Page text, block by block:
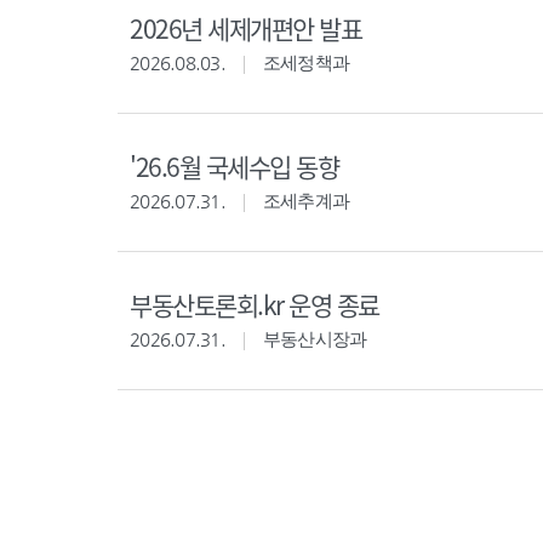
2026년 세제개편안 발표
2026.08.03. 조세정책과
'26.6월 국세수입 동향
2026.07.31. 조세추계과
부동산토론회.kr 운영 종료
2026.07.31. 부동산시장과